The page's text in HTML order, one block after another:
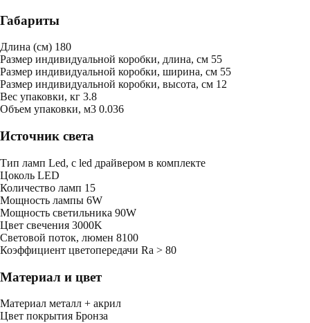
Габариты
Длина (см) 180
Размер индивидуальной коробки, длина, см 55
Размер индивидуальной коробки, ширина, см 55
Размер индивидуальной коробки, высота, см 12
Bес упаковки, кг 3.8
Oбъем упаковки, м3 0.036
Источник света
Тип ламп Led, с led драйвером в комплекте
Цоколь LED
Количество ламп 15
Мощность лампы 6W
Мощность светильника 90W
Цвет свечения 3000K
Световой поток, люмен 8100
Коэффициент цветопередачи Ra > 80
Материал и цвет
Mатериал металл + акрил
Цвет покрытия Бронза